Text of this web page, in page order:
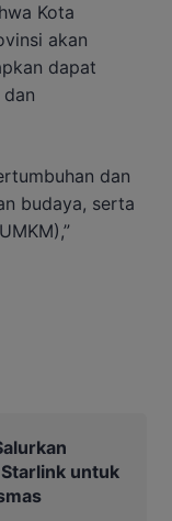
Kota
akan
dapat
dan
budaya, serta
untuk